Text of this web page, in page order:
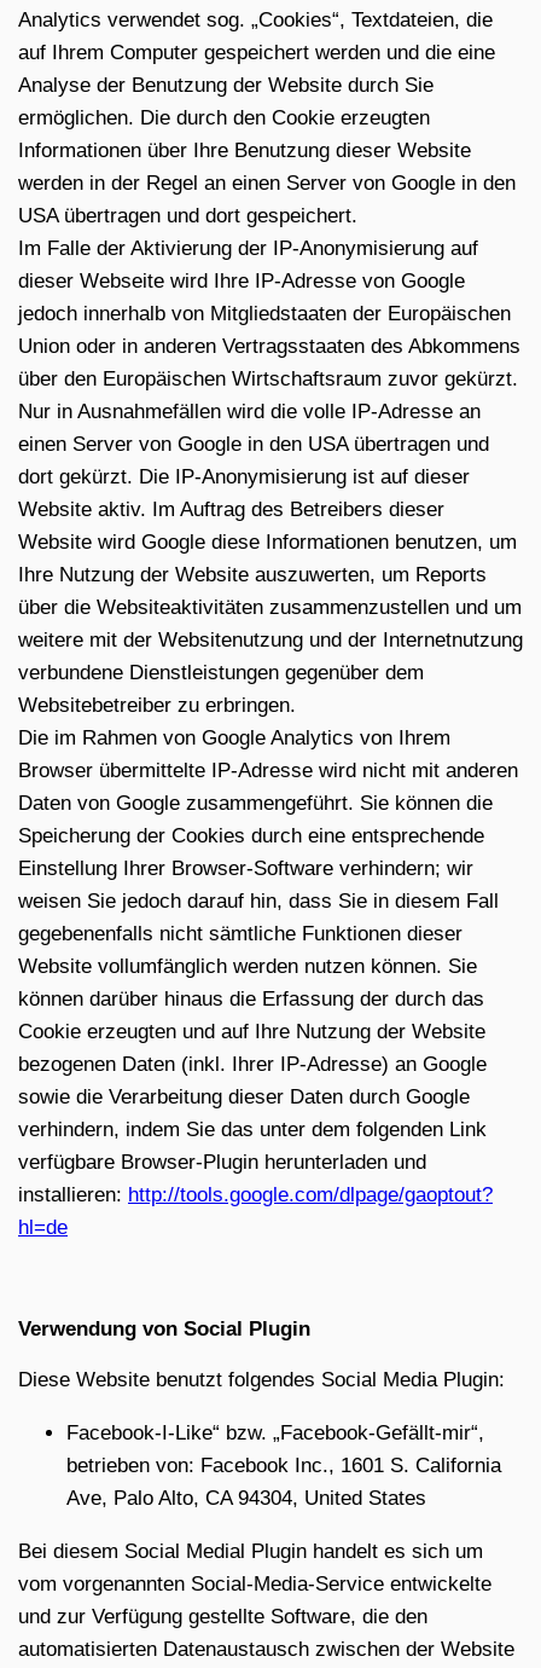
Analytics verwendet sog. „Cookies“, Textdateien, die
auf Ihrem Computer gespeichert werden und die eine
Analyse der Benutzung der Website durch Sie
ermöglichen. Die durch den Cookie erzeugten
Informationen über Ihre Benutzung dieser Website
werden in der Regel an einen Server von Google in den
USA übertragen und dort gespeichert.
Im Falle der Aktivierung der IP-Anonymisierung auf
dieser Webseite wird Ihre IP-Adresse von Google
jedoch innerhalb von Mitgliedstaaten der Europäischen
Union oder in anderen Vertragsstaaten des Abkommens
über den Europäischen Wirtschaftsraum zuvor gekürzt.
Nur in Ausnahmefällen wird die volle IP-Adresse an
einen Server von Google in den USA übertragen und
dort gekürzt. Die IP-Anonymisierung ist auf dieser
Website aktiv. Im Auftrag des Betreibers dieser
Website wird Google diese Informationen benutzen, um
Ihre Nutzung der Website auszuwerten, um Reports
über die Websiteaktivitäten zusammenzustellen und um
weitere mit der Websitenutzung und der Internetnutzung
verbundene Dienstleistungen gegenüber dem
Websitebetreiber zu erbringen.
Die im Rahmen von Google Analytics von Ihrem
Browser übermittelte IP-Adresse wird nicht mit anderen
Daten von Google zusammengeführt. Sie können die
Speicherung der Cookies durch eine entsprechende
Einstellung Ihrer Browser-Software verhindern; wir
weisen Sie jedoch darauf hin, dass Sie in diesem Fall
gegebenenfalls nicht sämtliche Funktionen dieser
Website vollumfänglich werden nutzen können. Sie
können darüber hinaus die Erfassung der durch das
Cookie erzeugten und auf Ihre Nutzung der Website
bezogenen Daten (inkl. Ihrer IP-Adresse) an Google
sowie die Verarbeitung dieser Daten durch Google
verhindern, indem Sie das unter dem folgenden Link
verfügbare Browser-Plugin herunterladen und
installieren: http://tools.google.com/dlpage/gaoptout?
hl=de
Verwendung von Social Plugin
Diese Website benutzt folgendes Social Media Plugin:
Facebook-I-Like“ bzw. „Facebook-Gefällt-mir“,
betrieben von: Facebook Inc., 1601 S. California
Ave, Palo Alto, CA 94304, United States
Bei diesem Social Medial Plugin handelt es sich um
vom vorgenannten Social-Media-Service entwickelte
und zur Verfügung gestellte Software, die den
automatisierten Datenaustausch zwischen der Website